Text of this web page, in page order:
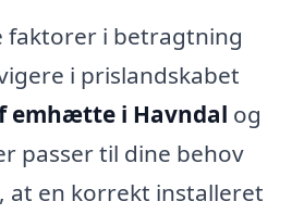
faktorer i betragtning
i prislandskabet
emhætte i Havndal og
passer til dine behov
at en korrekt installeret